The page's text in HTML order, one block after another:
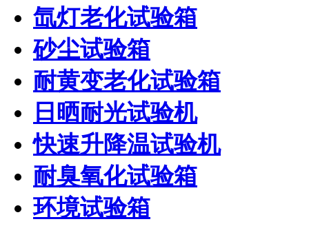
氙灯老化试验箱
砂尘试验箱
耐黄变老化试验箱
日晒耐光试验机
快速升降温试验机
耐臭氧化试验箱
环境试验箱